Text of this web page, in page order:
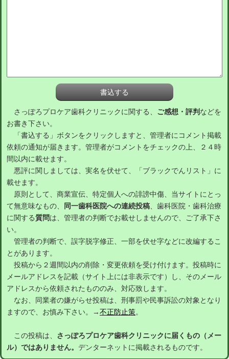
さっぽろプロケア歯科クリニックに関する、 ご感想・評判 などを
お書き下さい。
「書込する」ボタンをクリックしますと、管理者にコメント掲載
依頼の通知が届きます。管理者がコメントをチェックの上、２４時
間以内に載せます。
悪評に関しましては、実名を伏せて、「ブラックでんリスト」に
載せます。
原則として、商業宣伝、特定個人への誹謗中傷、当サイトにとっ
て無意味なもの、
同一歯科医院への連続投稿、歯科医院・歯科治療
に関する質問は、管理者の判断でお載せしませんので、ご了承下さ
い。
管理者の判断で、誤字脱字修正、一部を伏せ字などに改編するこ
とがあります。
投稿から２週間以内の削除・変更依頼を受け付けます。投稿時に
メールアドレスを記載（サイト上には非表示です）し、そのメール
アドレスから依頼されたもののみ、対応致します。
なお、同業者の嫌がらせ投稿は、刑事罰や民事訴訟の対象となり
ますので、お慎み下さい。→不正防止策。
この投稿は、 さっぽろプロケア歯科クリニックに届くもの（メー
ル）ではありません。 デンターネットに掲載されるものです。